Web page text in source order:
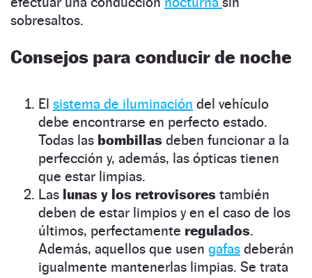
sobresaltos.
Consejos para conducir de noche
El sistema de iluminación del vehículo
debe encontrarse en perfecto estado.
Todas las bombillas deben funcionar a la
perfección y, además, las ópticas tienen
que estar limpias.
Las lunas y los retrovisores también
deben de estar limpios y en el caso de los
últimos, perfectamente regulados.
Además, aquellos que usen gafas deberán
igualmente mantenerlas limpias. Se trata